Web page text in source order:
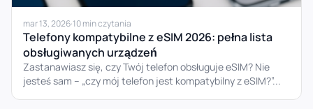
mar 13, 2026·10 min czytania
Telefony kompatybilne z eSIM 2026: pełna lista
obsługiwanych urządzeń
Zastanawiasz się, czy Twój telefon obsługuje eSIM? Nie
jesteś sam – „czy mój telefon jest kompatybilny z eSIM?”...